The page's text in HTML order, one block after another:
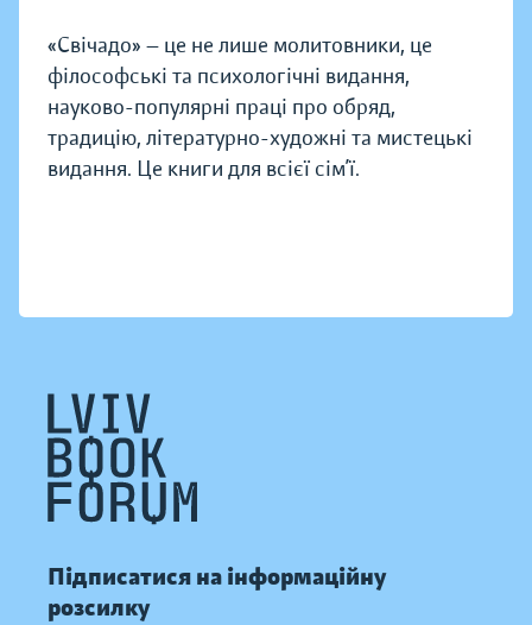
«Свічадо» — це не лише молитовники, це
філософські та психологічні видання,
науково-популярні праці про обряд,
традицію, літературно-художні та мистецькі
видання. Це книги для всієї сім’ї.
Підписатися на інформаційну
розсилку